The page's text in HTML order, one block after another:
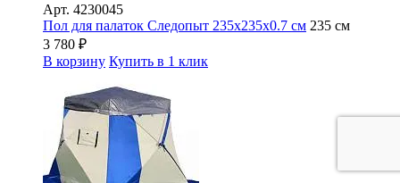
Арт. 4230045
Пол для палаток Следопыт 235х235х0.7 см 235 см
3 780 ₽
В корзину Купить в 1 клик